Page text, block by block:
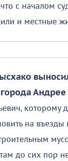
с началом
и местные
которому
на
до сих пор